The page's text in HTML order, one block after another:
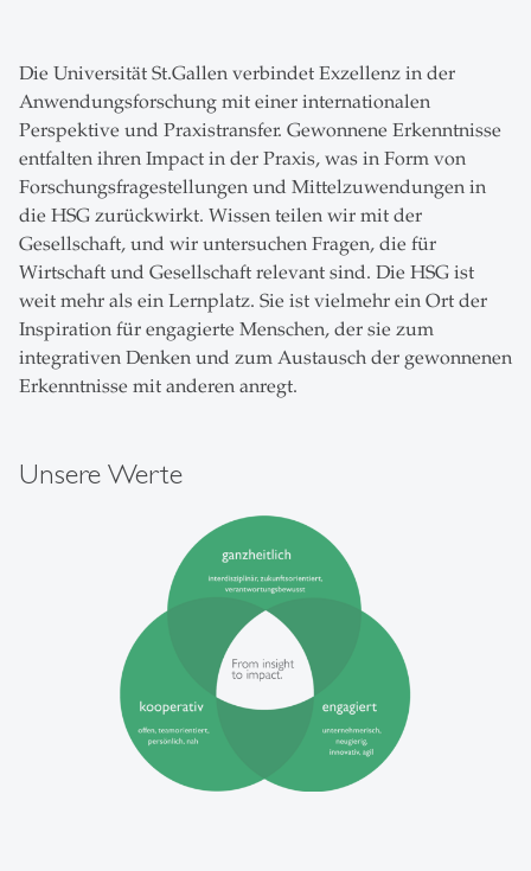
Die Universität St.Gallen verbindet Exzellenz in der
Anwendungsforschung mit einer internationalen
Perspektive und Praxistransfer. Gewonnene Erkenntnisse
entfalten ihren Impact in der Praxis, was in Form von
Forschungsfragestellungen und Mittelzuwendungen in
die HSG zurückwirkt. Wissen teilen wir mit der
Gesellschaft, und wir untersuchen Fragen, die für
Wirtschaft und Gesellschaft relevant sind. Die HSG ist
weit mehr als ein Lernplatz. Sie ist vielmehr ein Ort der
Inspiration für engagierte Menschen, der sie zum
integrativen Denken und zum Austausch der gewonnenen
Erkenntnisse mit anderen anregt.
Unsere Werte